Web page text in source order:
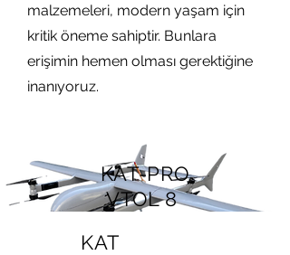
malzemeleri, modern yaşam için
kritik öneme sahiptir. Bunlara
erişimin hemen olması gerektiğine
inanıyoruz.
KAT-PRO
VTOL 8
KAT